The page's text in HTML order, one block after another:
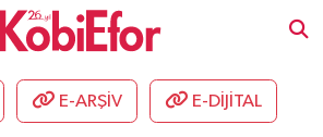
E-ARŞİV E-DİJİTAL